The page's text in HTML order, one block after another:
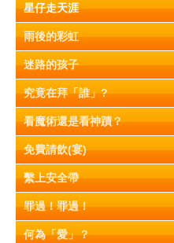
星仔走天涯
雨後的彩虹
迷路的孩子
究竟在拜「誰」?
看魔術還是看神蹟？
免費請飲(宴)
繫上安全帶
罪過！罪過！
何為「愛」？